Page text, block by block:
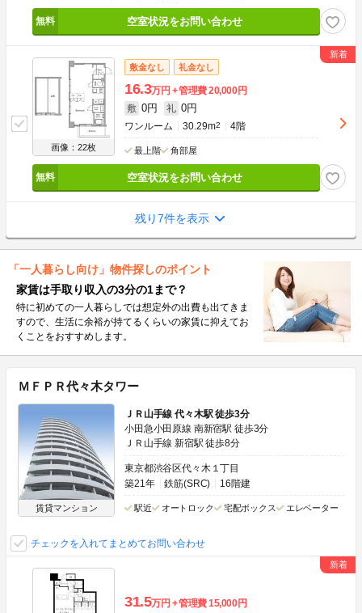
空室状況をお問い合わせ
画像：22枚
敷金なし 礼金なし
16.3万円 管理費20,000円
敷 0円 礼 0円
ワンルーム 30.29m2 4階
最上階 角部屋
空室状況をお問い合わせ
残り7件を表示
「一人暮らし向け」物件探しのポイント
家賃は手取り収入の3分の1まで？
特に初めての一人暮らしでは想定外の出費も出てきま
すので、生活に余裕が持てるくらいの家賃に抑えてお
くことをおすすめします。
ＭＦＰＲ代々木タワー
賃貸マンション
ＪＲ山手線 代々木駅 徒歩3分
小田急小田原線 南新宿駅 徒歩3分
ＪＲ山手線 新宿駅 徒歩8分
東京都渋谷区代々木１丁目
築21年
鉄筋(SRC) 16階建
駅近 オートロック 宅配ボックス エレベーター
チェックを入れてまとめてお問い合わせ
31.5万円 管理費15,000円